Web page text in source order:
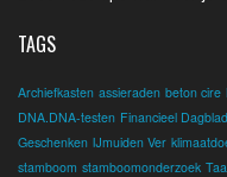
TAGS
Archiefkasten assieraden beton cire
DNA.DNA-testen Financieel Dagblad
Geschenken IJmuiden Ver
stamboom stamboomonderzoek